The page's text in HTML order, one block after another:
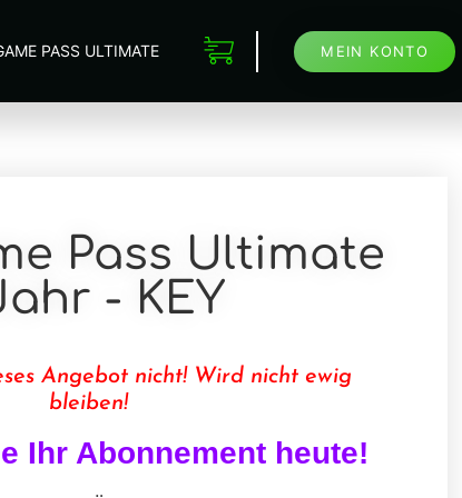
PASS ULTIMATE MEIN KONTO
Pass Ultimate
- KEY
Angebot nicht! Wird nicht ewig
bleiben!
Ihr Abonnement heute!